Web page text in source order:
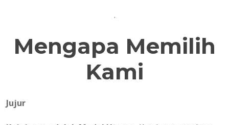
.
Mengapa Memilih
Kami
Jujur